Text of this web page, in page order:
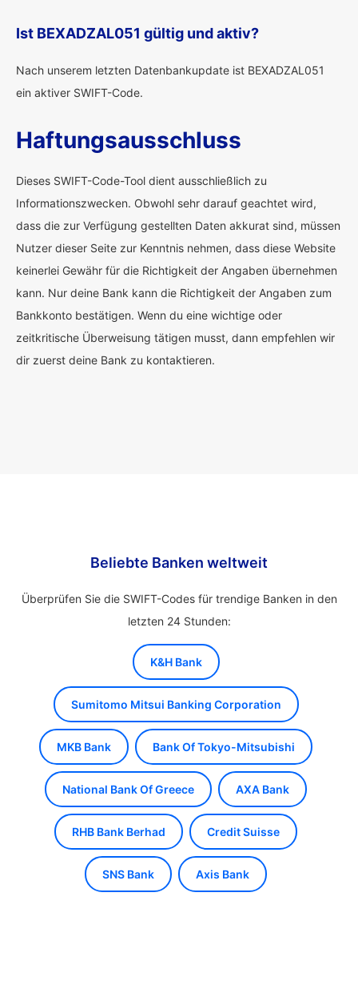
Ist BEXADZAL051 gültig und aktiv?
Nach unserem letzten Datenbankupdate ist BEXADZAL051
ein aktiver SWIFT-Code.
Haftungsausschluss
Dieses SWIFT-Code-Tool dient ausschließlich zu
Informationszwecken. Obwohl sehr darauf geachtet wird,
dass die zur Verfügung gestellten Daten akkurat sind, müssen
Nutzer dieser Seite zur Kenntnis nehmen, dass diese Website
keinerlei Gewähr für die Richtigkeit der Angaben übernehmen
kann. Nur deine Bank kann die Richtigkeit der Angaben zum
Bankkonto bestätigen. Wenn du eine wichtige oder
zeitkritische Überweisung tätigen musst, dann empfehlen wir
dir zuerst deine Bank zu kontaktieren.
Beliebte Banken weltweit
Überprüfen Sie die SWIFT-Codes für trendige Banken in den
letzten 24 Stunden:
K&H Bank
Sumitomo Mitsui Banking Corporation
MKB Bank Bank Of Tokyo-Mitsubishi
National Bank Of Greece AXA Bank
RHB Bank Berhad Credit Suisse
SNS Bank Axis Bank